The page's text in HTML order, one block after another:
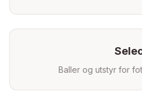
Baller og utstyr for